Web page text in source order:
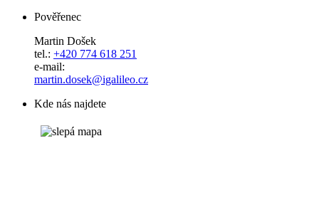
Pověřenec
Martin Došek
tel.: +420 774 618 251
e-mail:
​​​​​​​martin.dosek@igalileo.cz
Kde nás najdete